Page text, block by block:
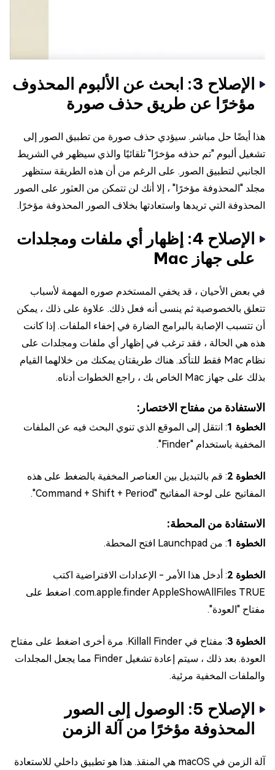
الإصلاح 3: ابحث عن الألبوم المحذوف
مؤخرًا عن طريق حذف صورة
هذا أيضًا حل مباشر. سيؤدي حذف صورة من تطبيق الصور إلى
تشغيل ألبوم "تم حذفه مؤخرًا" تلقائيًا والذي سيظهر في الشريط
الجانبي لتطبيق الصور. على الرغم من أن هذه الطريقة ستظهر
مجلد "المحذوفة مؤخرًا" ، إلا أنك لن تتمكن من العثور على الصور
المحذوفة التي تريدها واستعادتها بخلاف الصور المحذوفة مؤخرًا.
الإصلاح 4: إظهار أي ملفات ومجلدات
على جهاز Mac
في بعض الأحيان ، قد يخفي المستخدم صوره المهمة لأسباب
تتعلق بالخصوصية ثم ينسى أنه فعل ذلك. علاوة على ذلك ، يمكن
أن تتسبب الإصابة بالبرامج الضارة في إخفاء الملفات. إذا كانت
هذه هي الحالة ، فقد ترغب في إظهار أي ملفات ومجلدات على
نظام Mac فقط للتأكد. هناك طريقتان يمكنك من خلالهما القيام
بذلك على جهاز Mac الخاص بك ، راجع الخطوات أدناه.
الاستفادة من مفتاح الاختصار:
الخطوة 1
: انتقل إلى الموقع الذي تنوي البحث فيه عن الملفات
المخفية باستخدام "Finder".
الخطوة 2
: قم بالتبديل بين العناصر المخفية بالضغط على هذه
المفاتيح على لوحة المفاتيح "Command + Shift + Period".
الاستفادة من المحطة:
الخطوة 1 : من Launchpad افتح المحطة.
الخطوة 2
: أدخل هذا الأمر - الإعدادات الافتراضية اكتب
com.apple.finder AppleShowAllFiles TRUE. اضغط على
مفتاح "العودة".
الخطوة 3
: مفتاح في Killall Finder. مرة أخرى اضغط على مفتاح
العودة. بعد ذلك ، سيتم إعادة تشغيل Finder مما يجعل المجلدات
والملفات المخفية مرئية.
الإصلاح 5: الوصول إلى الصور
المحذوفة مؤخرًا من آلة الزمن
آلة الزمن في macOS هي المنقذ. هذا هو تطبيق داخلي للاستعادة